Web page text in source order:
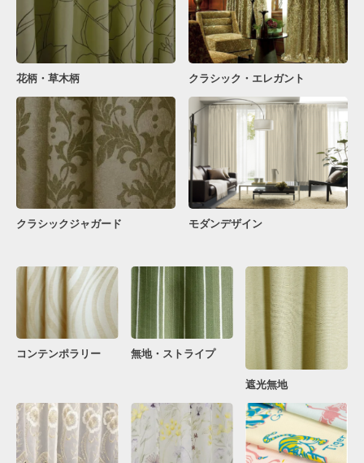
花柄・草木柄 クラシック・エレガント
クラシックジャガード モダンデザイン
コンテンポラリー 無地・ストライプ
遮光無地